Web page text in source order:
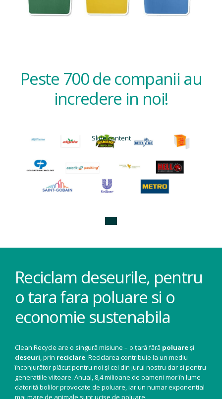
Peste 700 de companii au
incredere in noi!
Slide content
Reciclam deseurile, pentru
o tara fara poluare si o
economie sustenabila
Clean Recycle are o singură misiune – o țară fără poluareși
deseuri, prin reciclare. Reciclarea contribuie la un mediu
înconjurător plăcut pentru noi și cei din jurul nostru dar si pentru
generatiile viitoare. Anual, 8,4 milioane de oameni mor în lume
datorită bolilor provocate de poluare, iar un numar exponential
mai mare de animale sunt ucise de poluare.